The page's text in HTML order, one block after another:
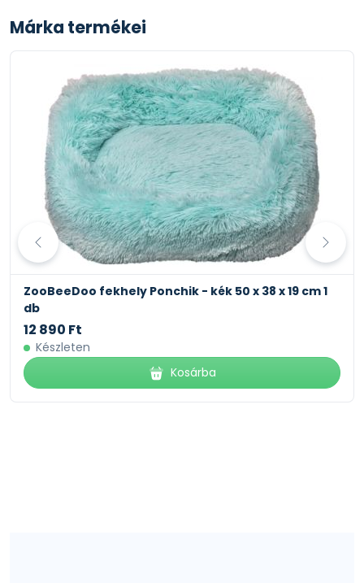
Márka termékei
ZooBeeDoo fekhely Ponchik - kék 50 x 38 x 19 cm 1
db
12 890 Ft
Készleten
Kosárba